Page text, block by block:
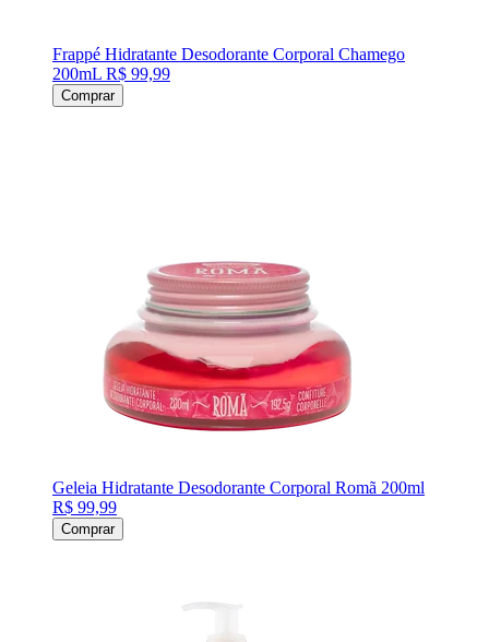
Frappé Hidratante Desodorante Corporal Chamego
200mL R$ 99,99
Comprar
Geleia Hidratante Desodorante Corporal Romã 200ml
R$ 99,99
Comprar